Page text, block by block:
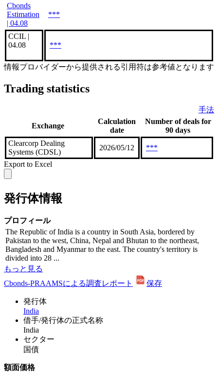
Cbonds
Estimation
| 04.08
***
CCIL |
04.08
***
情報プロバイダーから提供される引用符は参考値となります
Trading statistics
手法
Exchange
Calculation
date
Number of deals for
90 days
Clearcorp Dealing
Systems (CDSL)
2026/05/12
***
Export to Excel
発行体情報
プロフィール
The Republic of India is a country in South Asia, bordered by
Pakistan to the west, China, Nepal and Bhutan to the northeast,
Bangladesh and Myanmar to the east. The country's territory is
divided into 28 ...
もっと見る
Cbonds-PRAAMSによる調査レポート
保存
発行体
India
借手/発行体の正式名称
India
セクター
国債
額面価格